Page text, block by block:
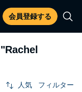
会員登録する
"Rachel
人気 フィルター